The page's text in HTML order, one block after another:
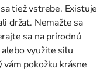
tiež vstrebe. Existuje
držať. Nemažte sa
sa na prírodnú
využite silu
vám pokožku krásne